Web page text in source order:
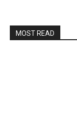
MOST READ